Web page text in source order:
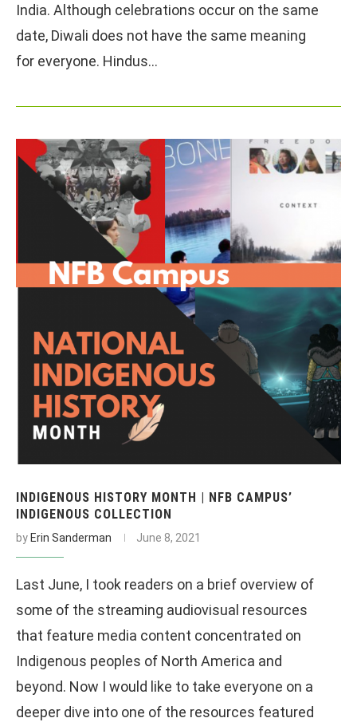
India. Although celebrations occur on the same
date, Diwali does not have the same meaning
for everyone. Hindus…
INDIGENOUS HISTORY MONTH | NFB CAMPUS’
INDIGENOUS COLLECTION
byErin Sanderman June 8, 2021
Last June, I took readers on a brief overview of
some of the streaming audiovisual resources
that feature media content concentrated on
Indigenous peoples of North America and
beyond. Now I would like to take everyone on a
deeper dive into one of the resources featured